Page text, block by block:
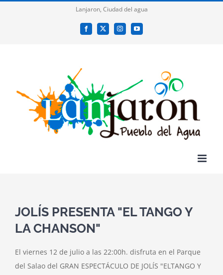
Lanjaron, Ciudad del agua
Facebook
X InstagramYouTube
JOLÍS PRESENTA "EL TANGO Y
LA CHANSON"
El viernes 12 de julio a las 22:00h. disfruta en el Parque
del Salao del GRAN ESPECTÁCULO DE JOLÍS "ELTANGO Y